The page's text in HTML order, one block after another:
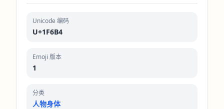
Unicode 编码
U+1F6B4
Emoji 版本
1
分类
人物身体